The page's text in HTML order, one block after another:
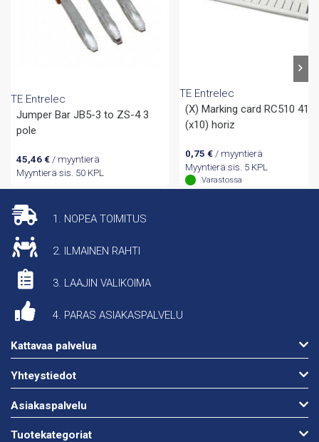
TE Entrelec
Jumper Bar JB5-3 to ZS-4 3
pole
45,46 €/ myyntierä
Myyntierä sis. 50 KPL
TE Entrelec
(X) Marking card RC510 41-
(x10) horiz
0,75 € / myyntierä
Myyntierä sis. 5 KPL
Varastossa
1. NOPEA TOIMITUS
2. ILMAINEN RAHTI
3. LAAJIN VALIKOIMA
4. PARAS ASIAKASPALVELU
Kattavaa palvelua
Yhteystiedot
Asiakaspalvelu
Tuotekategoriat